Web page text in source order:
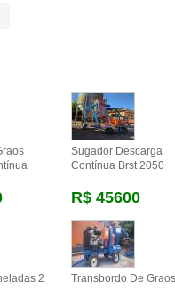
Sugador Descarga
Contínua Brst 2050
R$ 45600
2
Transbordo De Graos